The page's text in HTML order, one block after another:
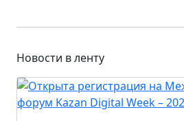
Новости в ленту